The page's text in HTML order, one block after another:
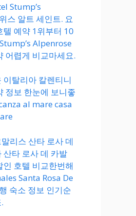
Stump’s
스 알트 세인트. 요
텔 예약 1위부터 10
Alpenrose
어렵게 비교마세요.
이탈리아 칼렌티니
정보 한눈에 보니좋
al mare casa
리스 산타 로사 데
산타 로사 데 카발
인 호텔 비교한번해
Santa Rosa De
숙소 정보 인기순